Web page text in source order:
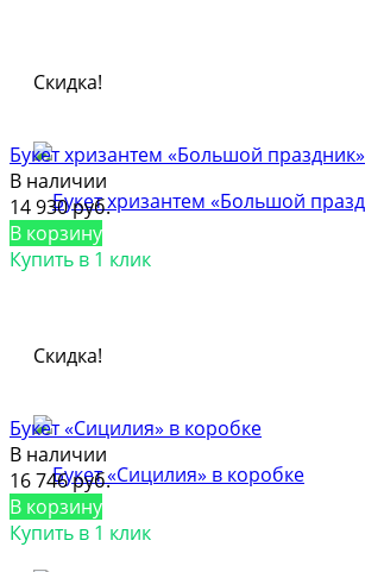
Скидка!
Букет хризантем «Большой праздник»
В наличии
14 930 руб.
В корзину
Купить в 1 клик
Скидка!
Букет «Сицилия» в коробке
В наличии
16 746 руб.
В корзину
Купить в 1 клик